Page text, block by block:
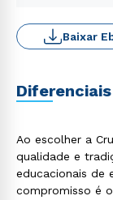
Baixar
Ao escolher a
qualidade e
educacionais de
compromisso é